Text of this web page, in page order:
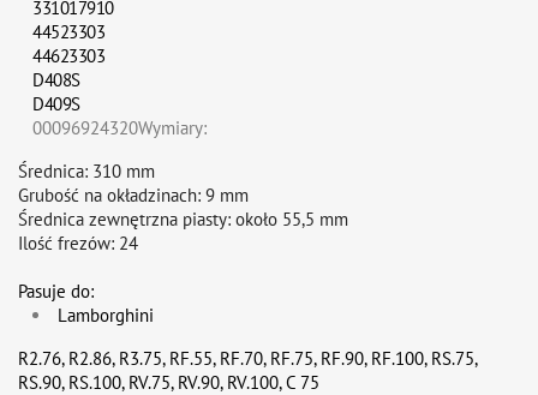
331017910
44523303
44623303
D408S
D409S
00096924320Wymiary:
Średnica: 310 mm
Grubość na okładzinach: 9 mm
Średnica zewnętrzna piasty: około 55,5 mm
Ilość frezów: 24
Pasuje do:
Lamborghini
R2.76, R2.86, R3.75, RF.55, RF.70, RF.75, RF.90, RF.100, RS.75,
RS.90, RS.100, RV.75, RV.90, RV.100, C 75